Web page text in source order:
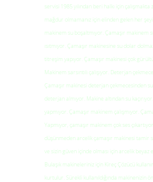
servisi 1985 yılından beri halkı için
mağdur olmamanız için elinden gelen her
makinem su boşaltmıyor. Çamaşır makinem
ısıtmıyor. Çamaşır makinesine su dolar
titreşim yapıyor. Çamaşır makinesi çok
Makinem sarsıntılı çalışıyor. Deterjan
Çamaşır makinesi deterjan çekmecesinden su
deterjan almıyor. Makine altından su
yapmıyor. Çamaşır makinem çalışmıyor.
Yapmıyor, çamaşır makinem çok ses
düşünmeden arcelik çamaşır makinesi tamir
ve sizin güven içinde olması için arcelik
Bulaşık makineleriniz için Kireç Çözücü
kurtulur. Sürekli kullanıldığında makinenizin